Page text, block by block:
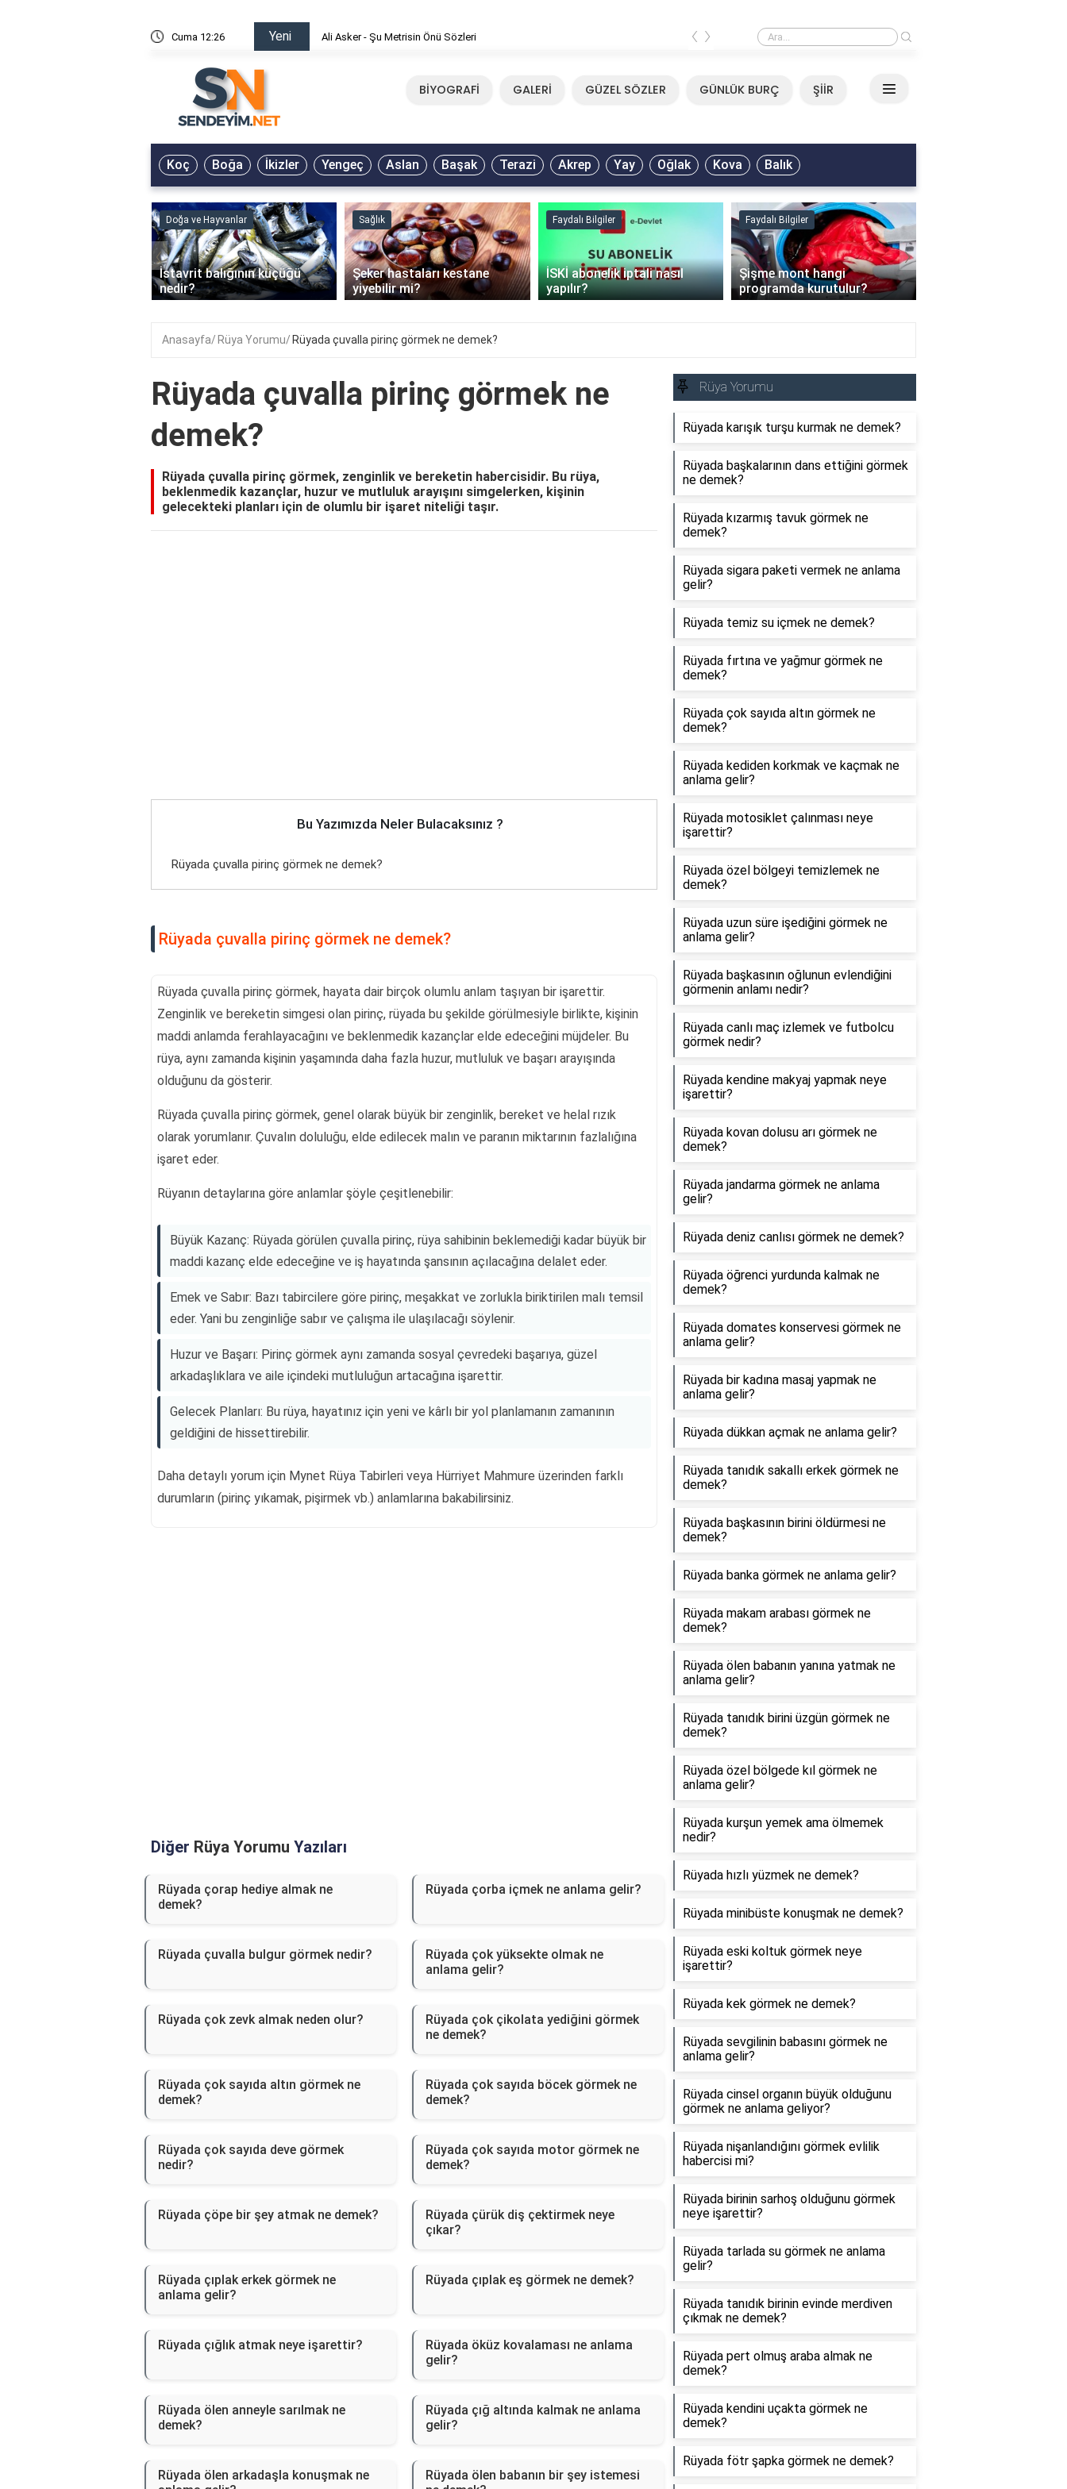
Cuma 12:26 Yeni Ali Asker - Şu Metrisin Önü Sözleri Mirkelam - Tavla Sözleri
‹ ›
BİYOGRAFİ GALERİ GÜZEL SÖZLER GÜNLÜK BURÇ ŞİİR
Koç Boğa İkizler Yengeç Aslan Başak Terazi Akrep Yay Oğlak Kova Balık
Doğa ve Hayvanlar
İstavrit balığının küçüğü
nedir?
Sağlık
Şeker hastaları kestane
yiyebilir mi?
Faydalı Bilgiler
İSKİ abonelik iptali nasıl
yapılır?
Faydalı Bilgiler
Şişme mont hangi
programda kurutulur?
‹ ›
Anasayfa Rüya Yorumu Rüyada çuvalla pirinç görmek ne demek?
Rüyada çuvalla pirinç görmek ne
demek?
Rüyada çuvalla pirinç görmek, zenginlik ve bereketin habercisidir. Bu rüya,
beklenmedik kazançlar, huzur ve mutluluk arayışını simgelerken, kişinin
gelecekteki planları için de olumlu bir işaret niteliği taşır.
Bu Yazımızda Neler Bulacaksınız ?
Rüyada çuvalla pirinç görmek ne demek?
Rüyada çuvalla pirinç görmek ne demek?
Rüyada çuvalla pirinç görmek, hayata dair birçok olumlu anlam taşıyan bir işarettir.
Zenginlik ve bereketin simgesi olan pirinç, rüyada bu şekilde görülmesiyle birlikte, kişinin
maddi anlamda ferahlayacağını ve beklenmedik kazançlar elde edeceğini müjdeler. Bu
rüya, aynı zamanda kişinin yaşamında daha fazla huzur, mutluluk ve başarı arayışında
olduğunu da gösterir.
Rüyada çuvalla pirinç görmek, genel olarak büyük bir zenginlik, bereket ve helal rızık
olarak yorumlanır. Çuvalın doluluğu, elde edilecek malın ve paranın miktarının fazlalığına
işaret eder.
Rüyanın detaylarına göre anlamlar şöyle çeşitlenebilir:
Büyük Kazanç: Rüyada görülen çuvalla pirinç, rüya sahibinin beklemediği kadar büyük bir
maddi kazanç elde edeceğine ve iş hayatında şansının açılacağına delalet eder.
Emek ve Sabır: Bazı tabircilere göre pirinç, meşakkat ve zorlukla biriktirilen malı temsil
eder. Yani bu zenginliğe sabır ve çalışma ile ulaşılacağı söylenir.
Huzur ve Başarı: Pirinç görmek aynı zamanda sosyal çevredeki başarıya, güzel
arkadaşlıklara ve aile içindeki mutluluğun artacağına işarettir.
Gelecek Planları: Bu rüya, hayatınız için yeni ve kârlı bir yol planlamanın zamanının
geldiğini de hissettirebilir.
Daha detaylı yorum için Mynet Rüya Tabirleri veya Hürriyet Mahmure üzerinden farklı
durumların (pirinç yıkamak, pişirmek vb.) anlamlarına bakabilirsiniz.
Diğer Rüya Yorumu Yazıları
Rüyada çorap hediye almak ne
demek?
Rüyada çorba içmek ne anlama gelir?
Rüyada çuvalla bulgur görmek nedir?
Rüyada çok yüksekte olmak ne
anlama gelir?
Rüyada çok zevk almak neden olur?
Rüyada çok çikolata yediğini görmek
ne demek?
Rüyada çok sayıda altın görmek ne
demek?
Rüyada çok sayıda böcek görmek ne
demek?
Rüyada çok sayıda deve görmek
nedir?
Rüyada çok sayıda motor görmek ne
demek?
Rüyada çöpe bir şey atmak ne demek?
Rüyada çürük diş çektirmek neye
çıkar?
Rüyada çıplak erkek görmek ne
anlama gelir?
Rüyada çıplak eş görmek ne demek?
Rüyada çığlık atmak neye işarettir?
Rüyada öküz kovalaması ne anlama
gelir?
Rüyada ölen anneyle sarılmak ne
demek?
Rüyada çığ altında kalmak ne anlama
gelir?
Rüyada ölen arkadaşla konuşmak ne
Rüyada ölen babanın bir şey istemesi
Rüya Yorumu
Rüyada karışık turşu kurmak ne demek?
Rüyada başkalarının dans ettiğini görmek
ne demek?
Rüyada kızarmış tavuk görmek ne
demek?
Rüyada sigara paketi vermek ne anlama
gelir?
Rüyada temiz su içmek ne demek?
Rüyada fırtına ve yağmur görmek ne
demek?
Rüyada çok sayıda altın görmek ne
demek?
Rüyada kediden korkmak ve kaçmak ne
anlama gelir?
Rüyada motosiklet çalınması neye
işarettir?
Rüyada özel bölgeyi temizlemek ne
demek?
Rüyada uzun süre işediğini görmek ne
anlama gelir?
Rüyada başkasının oğlunun evlendiğini
görmenin anlamı nedir?
Rüyada canlı maç izlemek ve futbolcu
görmek nedir?
Rüyada kendine makyaj yapmak neye
işarettir?
Rüyada kovan dolusu arı görmek ne
demek?
Rüyada jandarma görmek ne anlama
gelir?
Rüyada deniz canlısı görmek ne demek?
Rüyada öğrenci yurdunda kalmak ne
demek?
Rüyada domates konservesi görmek ne
anlama gelir?
Rüyada bir kadına masaj yapmak ne
anlama gelir?
Rüyada dükkan açmak ne anlama gelir?
Rüyada tanıdık sakallı erkek görmek ne
demek?
Rüyada başkasının birini öldürmesi ne
demek?
Rüyada banka görmek ne anlama gelir?
Rüyada makam arabası görmek ne
demek?
Rüyada ölen babanın yanına yatmak ne
anlama gelir?
Rüyada tanıdık birini üzgün görmek ne
demek?
Rüyada özel bölgede kıl görmek ne
anlama gelir?
Rüyada kurşun yemek ama ölmemek
nedir?
Rüyada hızlı yüzmek ne demek?
Rüyada minibüste konuşmak ne demek?
Rüyada eski koltuk görmek neye
işarettir?
Rüyada kek görmek ne demek?
Rüyada sevgilinin babasını görmek ne
anlama gelir?
Rüyada cinsel organın büyük olduğunu
görmek ne anlama geliyor?
Rüyada nişanlandığını görmek evlilik
habercisi mi?
Rüyada birinin sarhoş olduğunu görmek
neye işarettir?
Rüyada tarlada su görmek ne anlama
gelir?
Rüyada tanıdık birinin evinde merdiven
çıkmak ne demek?
Rüyada pert olmuş araba almak ne
demek?
Rüyada kendini uçakta görmek ne
demek?
Rüyada fötr şapka görmek ne demek?